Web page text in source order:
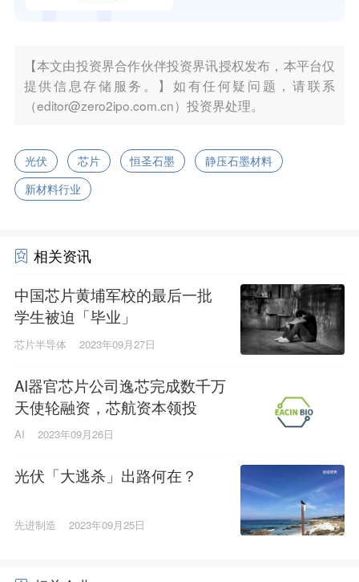
【本文由投资界合作伙伴投资界讯授权发布，本平台仅
提供信息存储服务。】如有任何疑问题，请联系
（editor@zero2ipo.com.cn）投资界处理。
光伏 芯片 恒圣石墨
静压石墨材料
新材料行业
相关资讯
中国芯片黄埔军校的最后一批
学生被迫「毕业」
芯片半导体 2023年09月27日
AI器官芯片公司逸芯完成数千万
天使轮融资，芯航资本领投
AI 2023年09月26日
光伏「大逃杀」出路何在？
先进制造 2023年09月25日